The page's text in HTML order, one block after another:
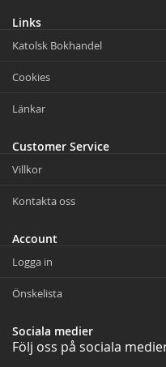
Links
Katolsk Bokhandel
Cookies
Länkar
Customer Service
Villkor
Kontakta oss
Account
Logga in
Önskelista
Sociala medier
Följ oss på sociala